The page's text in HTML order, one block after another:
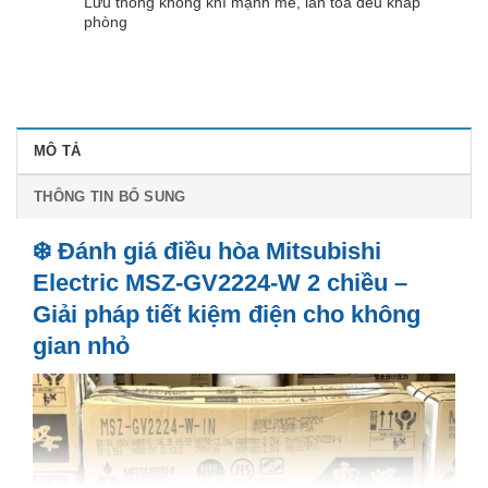
MÔ TẢ
THÔNG TIN BỔ SUNG
❄️ Đánh giá điều hòa Mitsubishi
Electric MSZ-GV2224-W 2 chiều –
Giải pháp tiết kiệm điện cho không
gian nhỏ
phòng